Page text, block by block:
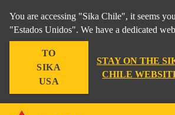
You are accessing "Sika Chile", it seems
"Estados Unidos". We have a dedicated
TO
SIKA
USA
STAY ON THE
CHILE
Sika®-1